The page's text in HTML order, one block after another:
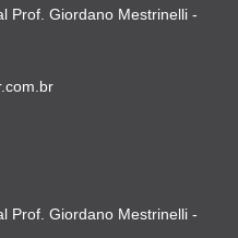
Prof. Giordano Mestrinelli -
Prof. Giordano Mestrinelli -